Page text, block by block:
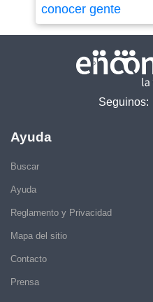
conocer gente
Seguinos:
Ayuda
Buscar
Ayuda
Reglamento y Privacidad
Mapa del sitio
Contacto
Prensa